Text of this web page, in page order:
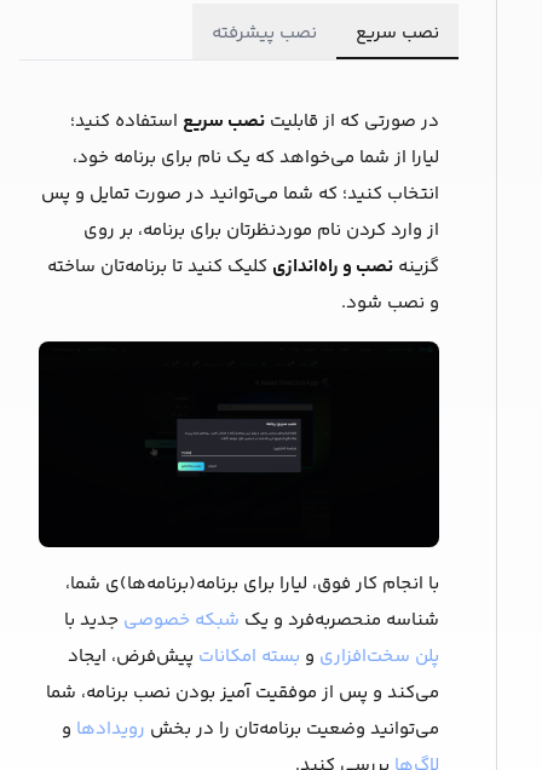
نصب سریع نصب پیشرفته
در صورتی که از قابلیت نصب سریع استفاده کنید؛
لیارا از شما می‌خواهد که یک ‌نام برای برنامه خود،
انتخاب کنید؛ که شما می‌توانید در صورت تمایل و پس
از وارد کردن نام موردنظرتان برای برنامه، بر روی
گزینه نصب و راه‌اندازی کلیک کنید تا برنامه‌‌تان ساخته
و نصب شود.
با انجام کار فوق، لیارا برای برنامه(برنامه‌ها)ی شما،
شناسه منحصربه‌فرد و یک شبکه خصوصی جدید با
پلن سخت‌افزاری و بسته امکانات پیش‌فرض، ایجاد
می‌کند و پس از موفقیت آمیز بودن نصب برنامه، شما
می‌توانید وضعیت برنامه‌تان را در بخش رویدادها و